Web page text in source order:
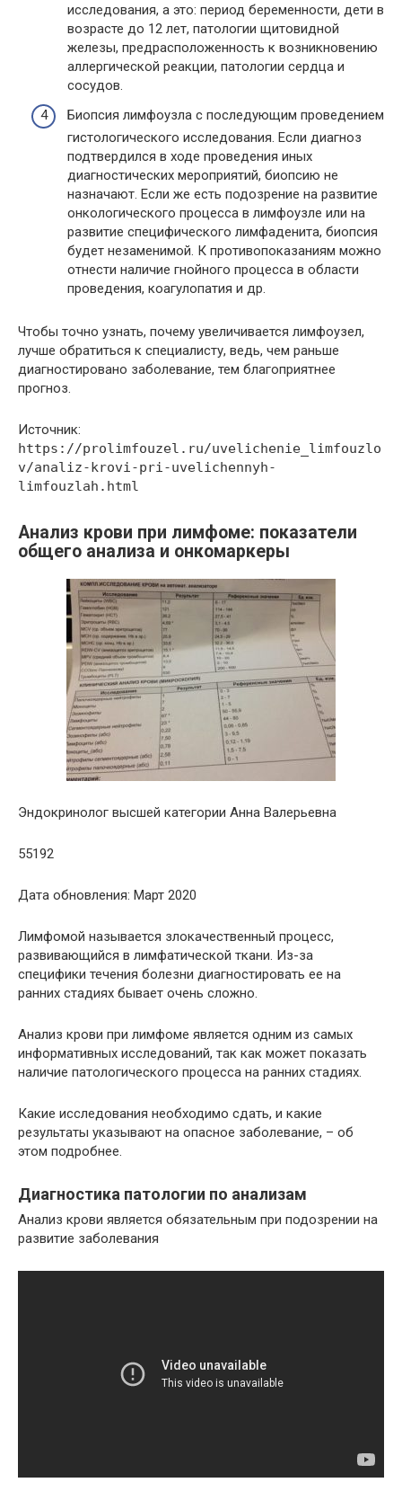
исследования, а это: период беременности, дети в
возрасте до 12 лет, патологии щитовидной
железы, предрасположенность к возникновению
аллергической реакции, патологии сердца и
сосудов.
Биопсия лимфоузла с последующим проведением
гистологического исследования. Если диагноз
подтвердился в ходе проведения иных
диагностических мероприятий, биопсию не
назначают. Если же есть подозрение на развитие
онкологического процесса в лимфоузле или на
развитие специфического лимфаденита, биопсия
будет незаменимой. К противопоказаниям можно
отнести наличие гнойного процесса в области
проведения, коагулопатия и др.
Чтобы точно узнать, почему увеличивается лимфоузел,
лучше обратиться к специалисту, ведь, чем раньше
диагностировано заболевание, тем благоприятнее
прогноз.
Источник:
https://prolimfouzel.ru/uvelichenie_limfouzlo
v/analiz-krovi-pri-uvelichennyh-
limfouzlah.html
Анализ крови при лимфоме: показатели
общего анализа и онкомаркеры
Эндокринолог высшей категории Анна Валерьевна
55192
Дата обновления: Март 2020
Лимфомой называется злокачественный процесс,
развивающийся в лимфатической ткани. Из-за
специфики течения болезни диагностировать ее на
ранних стадиях бывает очень сложно.
Анализ крови при лимфоме является одним из самых
информативных исследований, так как может показать
наличие патологического процесса на ранних стадиях.
Какие исследования необходимо сдать, и какие
результаты указывают на опасное заболевание, – об
этом подробнее.
Диагностика патологии по анализам
Анализ крови является обязательным при подозрении на
развитие заболевания